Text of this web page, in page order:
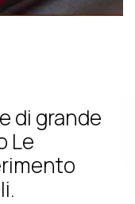
di grande
Le